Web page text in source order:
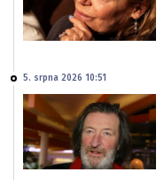
5. srpna 2026 10:51